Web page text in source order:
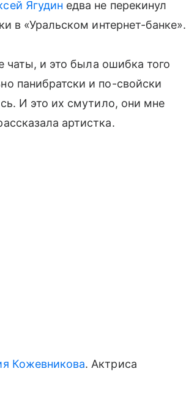
Ягудин едва не перекинул
в «Уральском интернет-банке».
чаты, и это была ошибка того
панибратски и по-свойски
И это их смутило, они мне
артистка.
Кожевникова. Актриса